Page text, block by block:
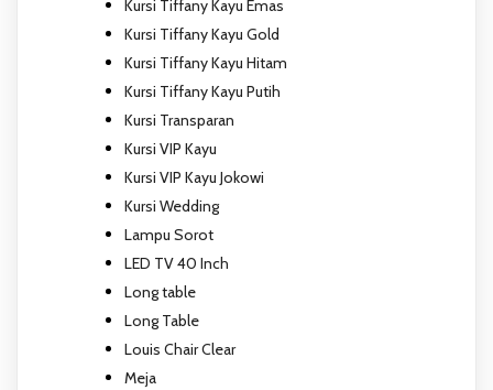
Kursi Tiffany Kayu Emas
Kursi Tiffany Kayu Gold
Kursi Tiffany Kayu Hitam
Kursi Tiffany Kayu Putih
Kursi Transparan
Kursi VIP Kayu
Kursi VIP Kayu Jokowi
Kursi Wedding
Lampu Sorot
LED TV 40 Inch
Long table
Long Table
Louis Chair Clear
Meja